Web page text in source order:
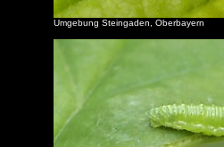
Umgebung Steingaden, Oberbayern